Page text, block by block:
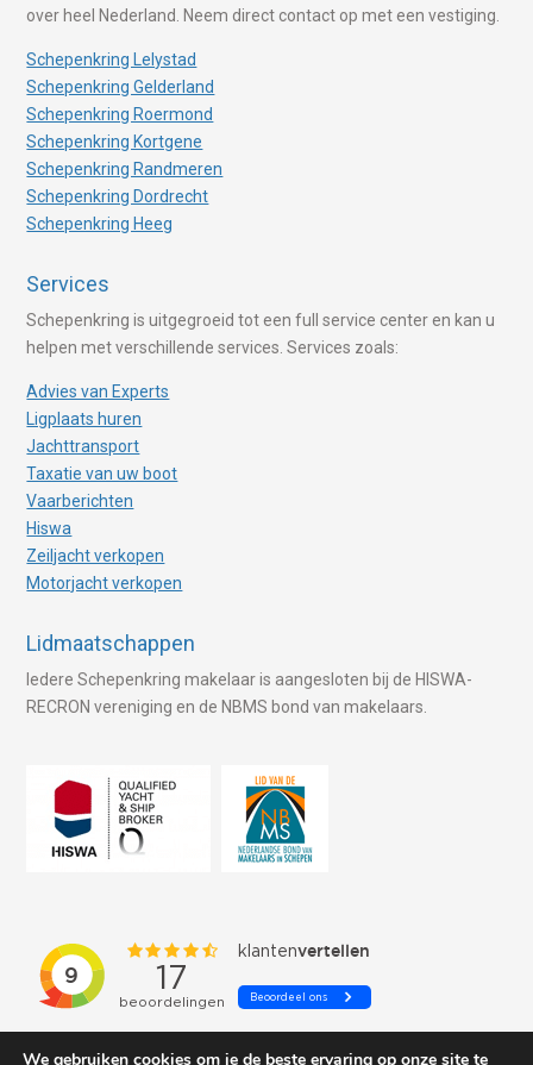
over heel Nederland. Neem direct contact op met een vestiging.
Schepenkring Lelystad
Schepenkring Gelderland
Schepenkring Roermond
Schepenkring Kortgene
Schepenkring Randmeren
Schepenkring Dordrecht
Schepenkring Heeg
Services
Schepenkring is uitgegroeid tot een full service center en kan u
helpen met verschillende services. Services zoals:
Advies van Experts
Ligplaats huren
Jachttransport
Taxatie van uw boot
Vaarberichten
Hiswa
Zeiljacht verkopen
Motorjacht verkopen
Lidmaatschappen
Iedere Schepenkring makelaar is aangesloten bij de HISWA-
RECRON vereniging en de NBMS bond van makelaars.
We gebruiken cookies om je de beste ervaring op onze site te